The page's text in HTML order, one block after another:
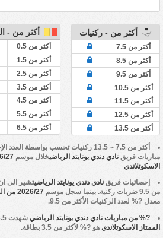
أكثر من - ركنيات
أكثر من 7.5
أكثر من 8.5
أكثر من 9.5
أكثر من 10.5
أكثر من 11.5
أكثر من 12.5
أكثر من 13.5
أكثر من -
أكثر من 0.5
أكثر من 1.5
أكثر من 2.5
أكثر من 3.5
أكثر من 4.5
أكثر من 5.5
أكثر من 6.5
أكثر من 7.5 ~ 13.5 ركنيات تحسب بواسطة
مباريات فريق نادي دندي يونايتد الرياضيخلال موسم
الاسكوتلاندي
إحصائيات فريق نادي دندي يونايتد الرياضيتشير الى
من 9.5 ضربات ركنية. بينما سجل موسم
2026/27 من الدوري الممتاز الاسكوتلاندي
معدل ?% لعدد الركنيات الأكثر من 9.5.
?% من مباريات نادي دندي يونايتد الرياضيشهدت 3.5 بطاقة.بينما معدل
الممتاز الاسكوتلاندي هو ?% لأكثر من 3.5 بطاقة.